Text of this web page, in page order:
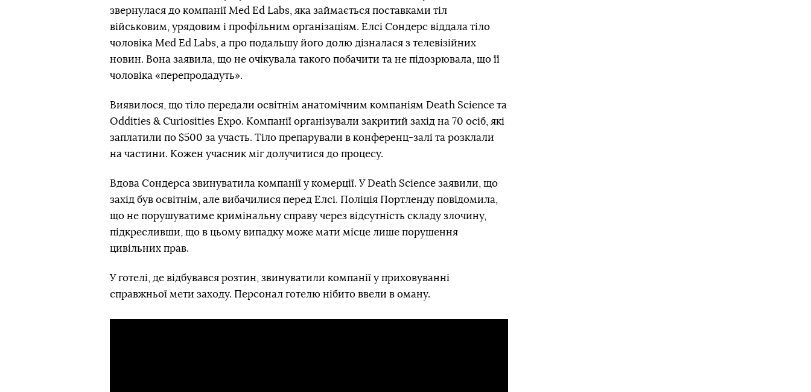
звернулася до компанії Med Ed Labs, яка займається поставками тіл
військовим, урядовим і профільним організаціям. Елсі Сондерс віддала тіло
чоловіка Med Ed Labs, а про подальшу його долю дізналася з телевізійних
новин. Вона заявила, що не очікувала такого побачити та не підозрювала, що її
чоловіка «перепродадуть».
Виявилося, що тіло передали освітнім анатомічним компаніям Death Science та
Oddities & Curiosities Expo. Компанії організували закритий захід на 70 осіб, які
заплатили по $500 за участь. Тіло препарували в конференц-залі та розклали
на частини. Кожен учасник міг долучитися до процесу.
Вдова Сондерса звинуватила компанії у комерції. У Death Science заявили, що
захід був освітнім, але вибачилися перед Елсі. Поліція Портленду повідомила,
що не порушуватиме кримінальну справу через відсутність складу злочину,
підкресливши, що в цьому випадку може мати місце лише порушення
цивільних прав.
У готелі, де відбувався розтин, звинуватили компанії у приховуванні
справжньої мети заходу. Персонал готелю нібито ввели в оману.